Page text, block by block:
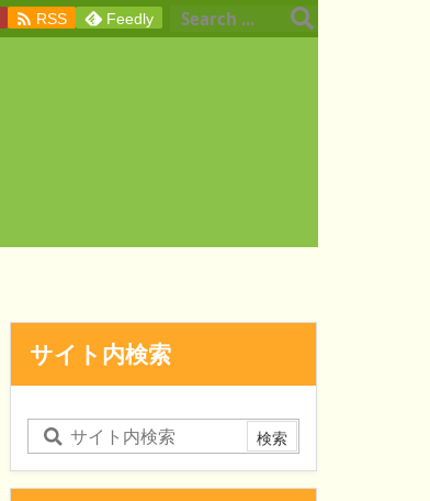
 RSS Feedly
サイト内検索